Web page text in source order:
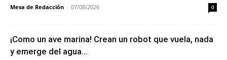
Mesa de Redacción - 07/08/2026 0
¡Como un ave marina! Crean un robot que vuela, nada
y emerge del agua...